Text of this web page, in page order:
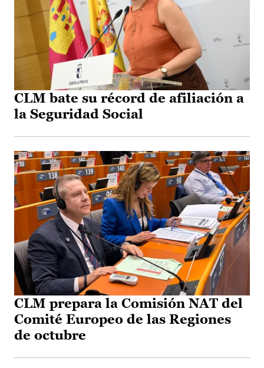
CLM bate su récord de afiliación a
la Seguridad Social
CLM prepara la Comisión NAT del
Comité Europeo de las Regiones
de octubre